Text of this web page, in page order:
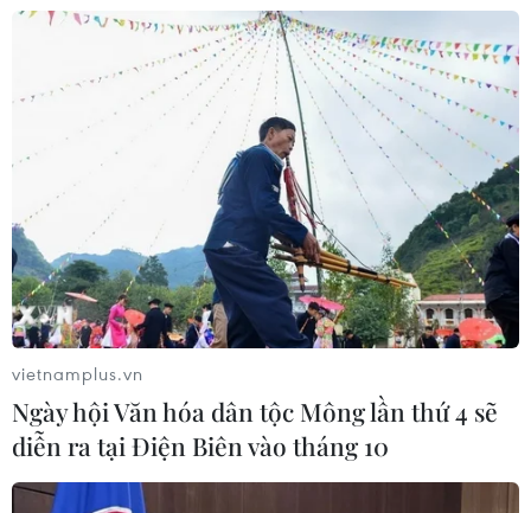
vietnamplus.vn
Ngày hội Văn hóa dân tộc Mông lần thứ 4 sẽ
diễn ra tại Điện Biên vào tháng 10